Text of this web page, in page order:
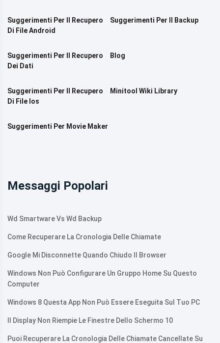
Suggerimenti Per Il Recupero
Di File Android
Suggerimenti Per Il Backup
Suggerimenti Per Il Recupero
Dei Dati
Blog
Suggerimenti Per Il Recupero
Di File Ios
Minitool Wiki Library
Suggerimenti Per Movie Maker
Messaggi Popolari
Wd Smartware Vs Wd Backup
Come Recuperare La Cronologia Delle Chiamate
Google Mi Disconnette Quando Chiudo Il Browser
Windows Non Può Configurare Un Gruppo Home Su Questo
Computer
Windows 8 Questa App Non Può Essere Eseguita Sul Tuo PC
Il Display Non Riempie Le Finestre Dello Schermo 10
Puoi Recuperare La Cronologia Delle Chiamate Cancellate Su